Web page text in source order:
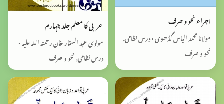
اجراء نحو و صرف
مولانا محمد الیاس گڈھوی • درس نظامی,
نحو و صرف
عربی کا معلم جلد چہارم
مولوی عبد الستار خان رحمتہ اللہ علیہ •
درس نظامی, نحو و صرف